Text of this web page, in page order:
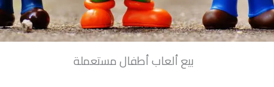
بيع ألعاب أطفال مستعملة